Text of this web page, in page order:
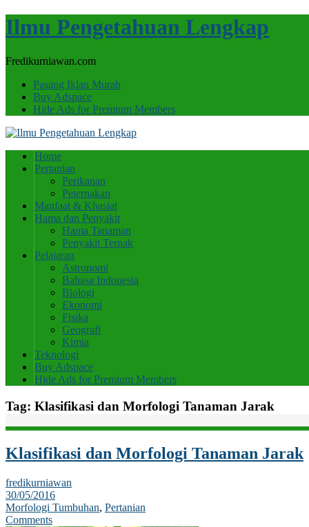
Ilmu Pengetahuan Lengkap
Fredikurniawan.com
Pasang Iklan Murah
Buy Adspace
Hide Ads for Premium Members
Home
Pertanian
Perikanan
Peternakan
Manfaat & Khasiat
Hama dan Penyakit
Hama Tanaman
Penyakit Ternak
Pelajaran
Astronomi
Bahasa Indonesia
Biologi
Ekonomi
Fisika
Geografi
Kimia
Teknologi
Buy Adspace
Hide Ads for Premium Members
Tag: Klasifikasi dan Morfologi Tanaman Jarak
Klasifikasi dan Morfologi Tanaman Jarak
fredikurniawan
30/05/2016
Morfologi Tumbuhan, Pertanian
Comments